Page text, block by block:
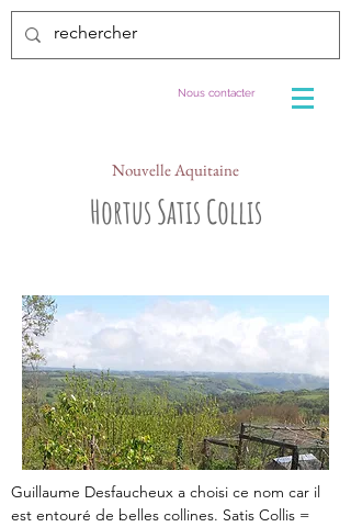
Nous contacter
Nouvelle Aquitaine
Hortus Satis Collis
Guillaume Desfaucheux a choisi ce nom car il
est entouré de belles collines. Satis Collis =